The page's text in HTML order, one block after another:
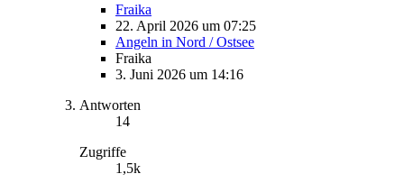
Fraika
22. April 2026 um 07:25
Angeln in Nord / Ostsee
Fraika
3. Juni 2026 um 14:16
Antworten
14
Zugriffe
1,5k